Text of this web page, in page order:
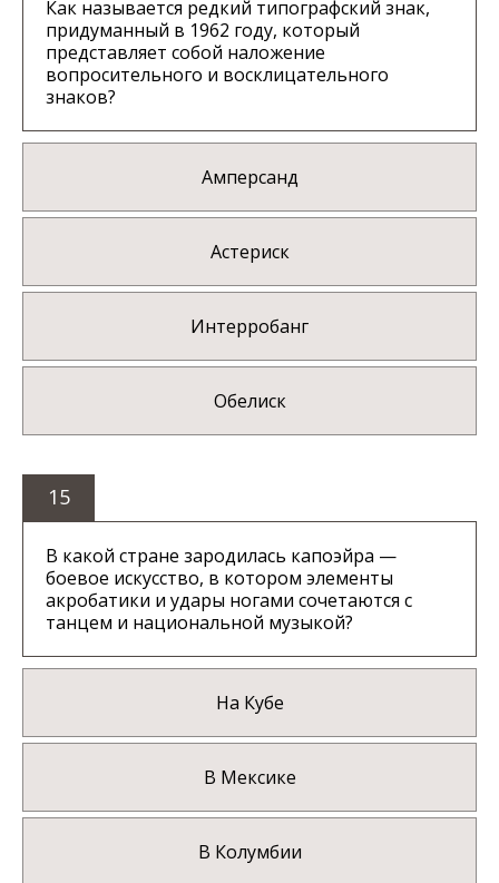
Как называется редкий типографский знак,
придуманный в 1962 году, который
представляет собой наложение
вопросительного и восклицательного
знаков?
Амперсанд
Астериск
Интерробанг
Обелиск
15
В какой стране зародилась капоэйра —
боевое искусство, в котором элементы
акробатики и удары ногами сочетаются с
танцем и национальной музыкой?
На Кубе
В Мексике
В Колумбии